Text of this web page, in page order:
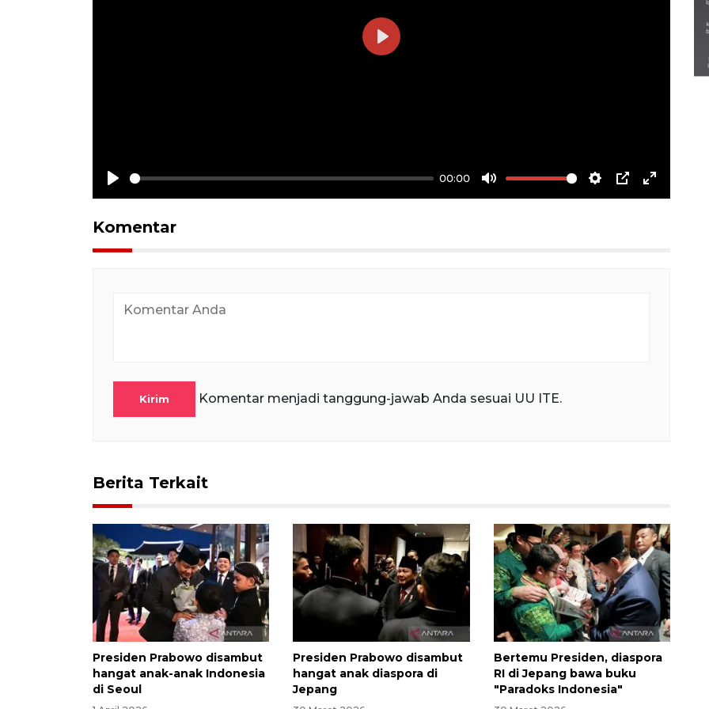
Play
00:00
Mute Settings
PIP Enter
Play
Komentar
Kirim Komentar menjadi tanggung-jawab Anda sesuai UU ITE.
Berita Terkait
Presiden Prabowo disambut
hangat anak-anak Indonesia
di Seoul
Presiden Prabowo disambut
hangat anak diaspora di
Jepang
Bertemu Presiden, diaspora
RI di Jepang bawa buku
"Paradoks Indonesia"